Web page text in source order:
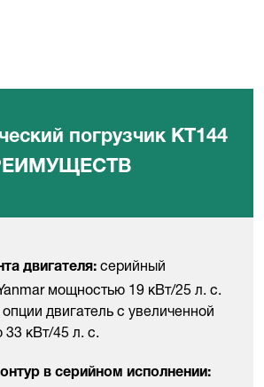
погрузчик KT144
двигателя: серийный
мощностью 19 кВт/25 л. с.
двигатель с увеличенной
кВт/45 л. с.
в серийном исполнении: